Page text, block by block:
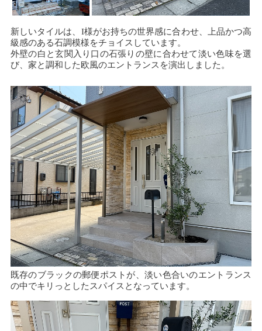
新しいタイルは、I様がお持ちの世界感に合わせ、上品かつ高
級感のある石調模様をチョイスしています。
外壁の白と玄関入り口の石張りの壁に合わせて淡い色味を選
び、家と調和した欧風のエントランスを演出しました。
既存のブラックの郵便ポストが、淡い色合いのエントランス
の中でキリっとしたスパイスとなっています。